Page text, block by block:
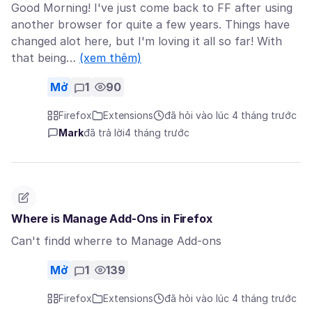
Good Morning! I've just come back to FF after using
another browser for quite a few years. Things have
changed alot here, but I'm loving it all so far! With
that being… (xem thêm)
Mở 1 90
Firefox Extensions
đã hỏi vào lúc 4 tháng trước
Markđã trả lời4 tháng trước
Where is Manage Add-Ons in Firefox
Can't findd wherre to Manage Add-ons
Mở 1 139
Firefox Extensions
đã hỏi vào lúc 4 tháng trước